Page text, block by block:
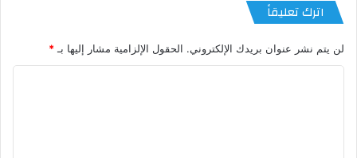
اترك تعليقاً
لن يتم نشر عنوان بريدك الإلكتروني. الحقول الإلزامية مشار إليها بـ *